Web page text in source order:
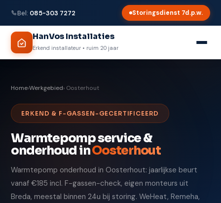
Bel: 085-303 7272 Storingsdienst 7d.p.w.
HanVos Installaties
Erkend installateur • ruim 20 jaar
Home›Werkgebied› Oosterhout
ERKEND & F-GASSEN-GECERTIFICEERD
Warmtepomp service &
onderhoud inOosterhout
Warmtepomp onderhoud in Oosterhout: jaarlijkse beurt
vanaf €185 incl. F-gassen-check, eigen monteurs uit
Breda, meestal binnen 24u bij storing. WeHeat, Remeha,